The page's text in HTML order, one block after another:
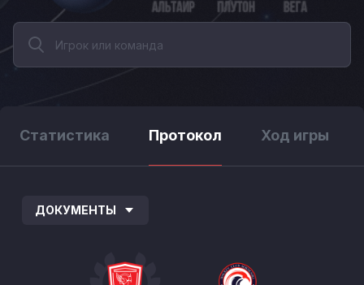
Статистика Протокол Ход игры
ДОКУМЕНТЫ